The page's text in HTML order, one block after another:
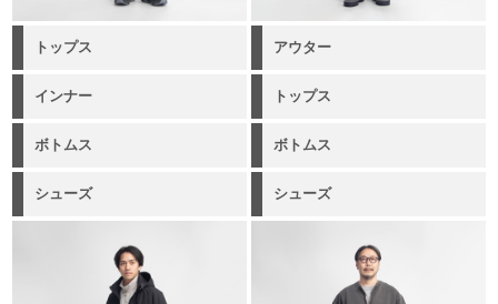
トップス アウター
インナー トップス
ボトムス ボトムス
シューズ シューズ